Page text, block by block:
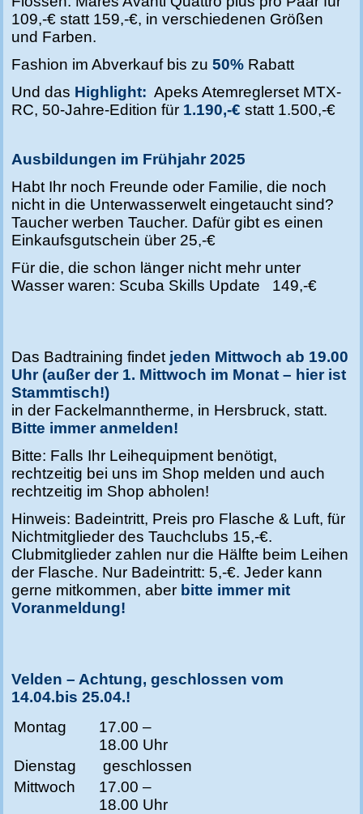
109,-€ statt 159,-€, in verschiedenen Größen
und Farben.
Fashion im Abverkauf bis zu50% Rabatt
Und das Highlight: Apeks Atemreglerset MTX-
RC, 50-Jahre-Edition für 1.190,-€ statt 1.500,-€
Ausbildungen im Frühjahr 2025
Habt Ihr noch Freunde oder Familie, die noch
nicht in die Unterwasserwelt eingetaucht sind?
Taucher werben Taucher. Dafür gibt es einen
Einkaufsgutschein über 25,-€
Für die, die schon länger nicht mehr unter
Wasser waren: Scuba Skills Update 149,-€
Das Badtraining findet jeden Mittwoch ab 19.00
Uhr (außer der 1. Mittwoch im Monat – hier ist
Stammtisch!)
in der Fackelmanntherme, in Hersbruck, statt.
Bitte immer anmelden!
Bitte: Falls Ihr Leihequipment benötigt,
rechtzeitig bei uns im Shop melden und auch
rechtzeitig im Shop abholen!
Hinweis: Badeintritt, Preis pro Flasche & Luft, für
Nichtmitglieder des Tauchclubs 15,-€.
Clubmitglieder zahlen nur die Hälfte beim Leihen
der Flasche. Nur Badeintritt: 5,-€. Jeder kann
gerne mitkommen, aber bitte immer mit
Voranmeldung!
Velden – Achtung, geschlossen vom
14.04.bis 25.04.!
Montag
17.00 –
18.00 Uhr
Dienstag
geschlossen
Mittwoch
17.00 –
18.00 Uhr